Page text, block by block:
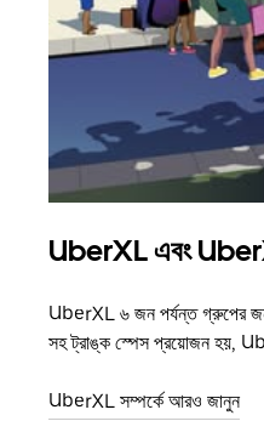
UberXL এবং
UberXL ৬ জন পর্যন্ত গ্রুপের
সহ ট্রাঙ্ক স্পেস প্রয়োজন হয়,
UberXL সম্পর্কে আরও জানুন